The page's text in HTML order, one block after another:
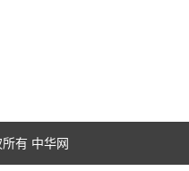
有 中华网